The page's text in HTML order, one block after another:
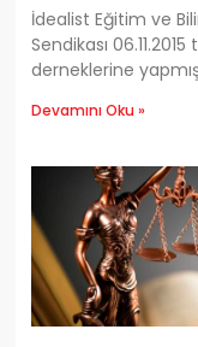
İdealist Eğitim ve
Sendikası
derneklerine
Devamını Oku »